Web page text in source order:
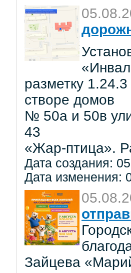
разметку
створе домов
№ 50а и 50в
43
«Жар-птица».
Дата создания:
Дата изменения:
Зайцева